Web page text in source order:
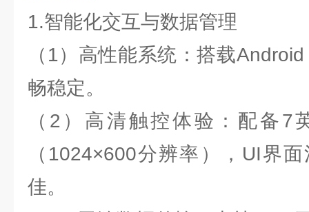
1.智能化交互与数据管理
（1）高性能系统：搭载
畅稳定。
（2）高清触控体验：配备7
（1024×600分辨率），UI界
佳。